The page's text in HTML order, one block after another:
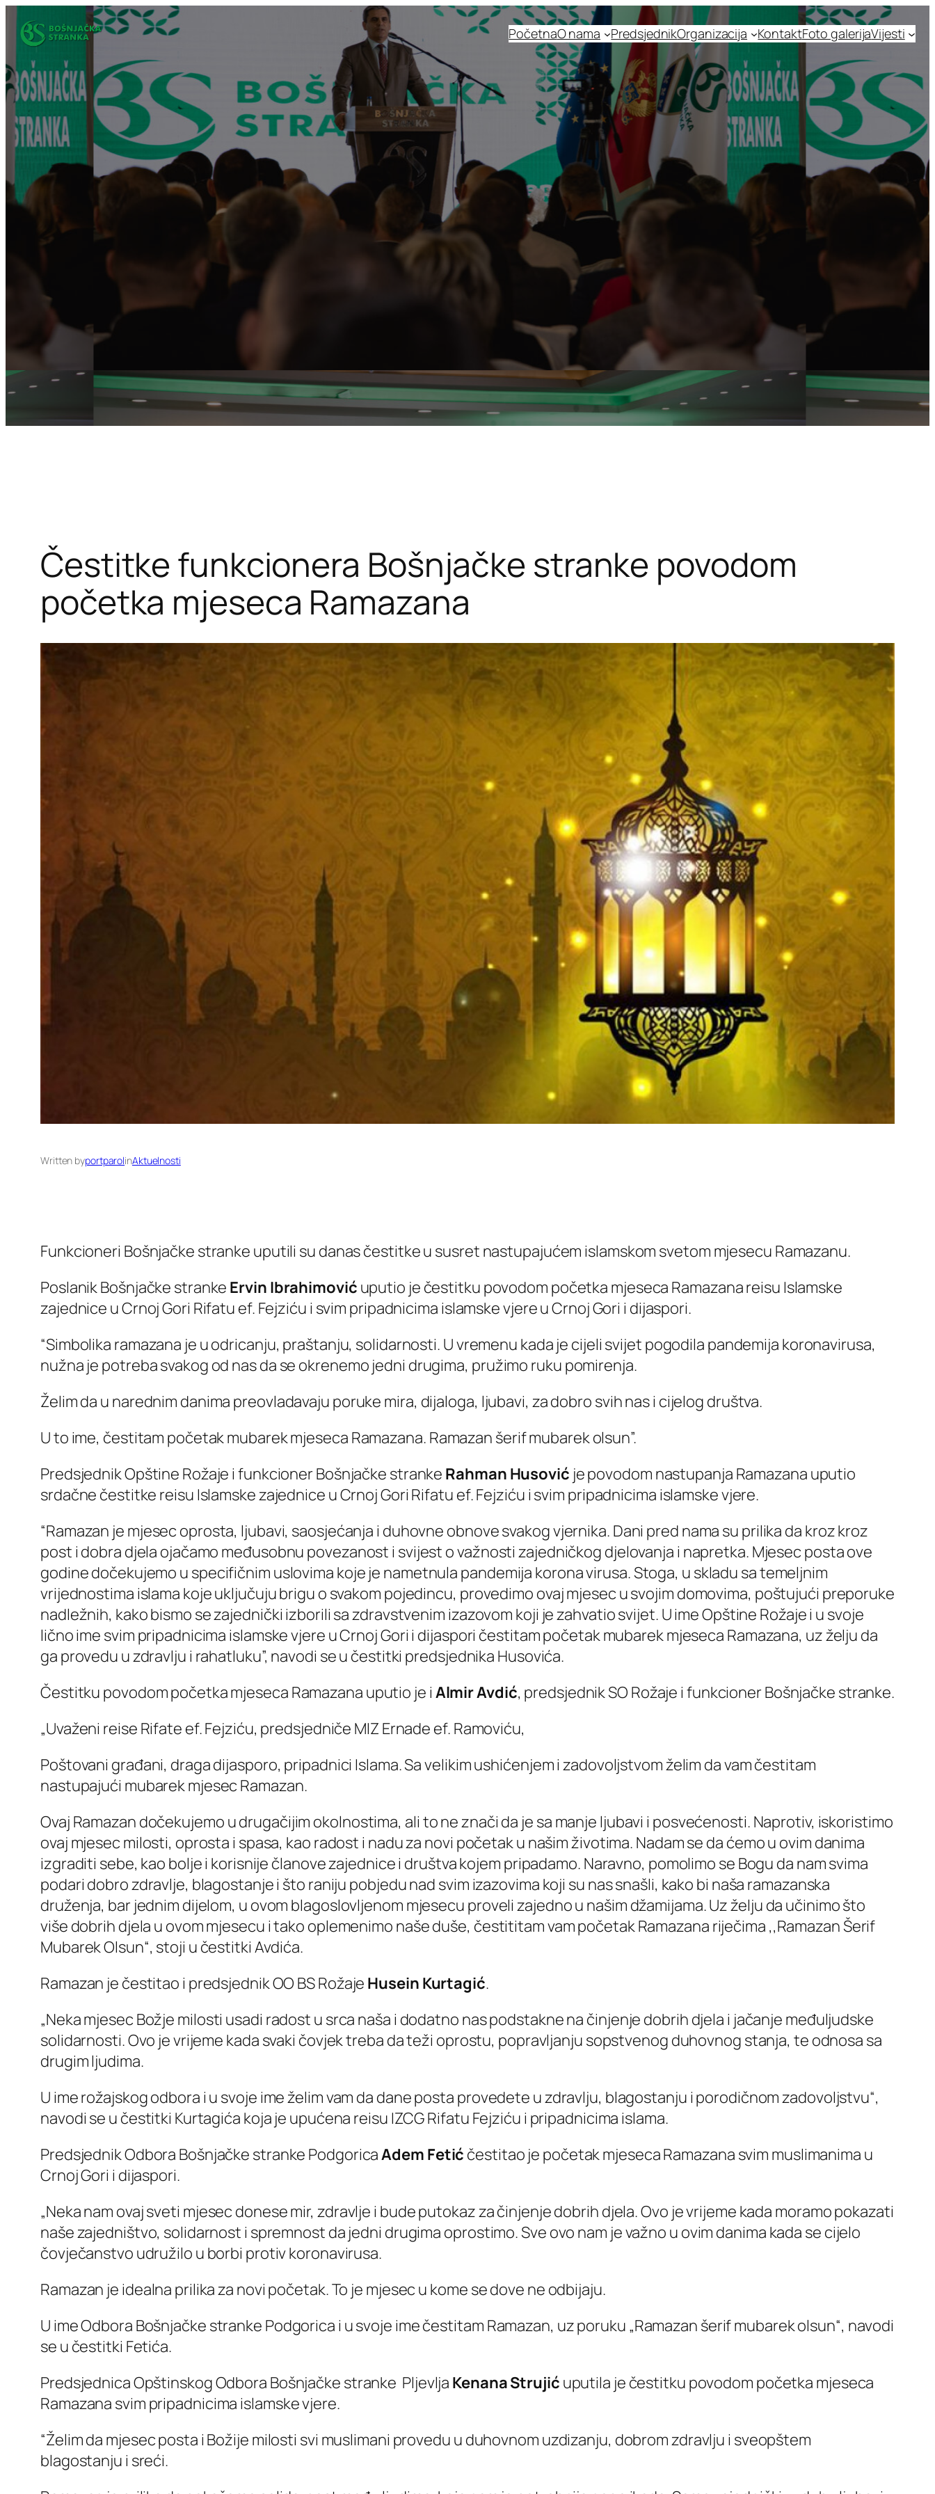
Idi
na
sadržaj
PočetnaO nama PredsjednikOrganizacija KontaktFoto galerijaVijesti
Čestitke funkcionera Bošnjačke stranke povodom
početka mjeseca Ramazana
Written byportparolinAktuelnosti
Funkcioneri Bošnjačke stranke uputili su danas čestitke u susret nastupajućem islamskom svetom mjesecu Ramazanu.
Poslanik Bošnjačke stranke Ervin Ibrahimović uputio je čestitku povodom početka mjeseca Ramazana reisu Islamske
zajednice u Crnoj Gori Rifatu ef. Fejziću i svim pripadnicima islamske vjere u Crnoj Gori i dijaspori.
“Simbolika ramazana je u odricanju, praštanju, solidarnosti. U vremenu kada je cijeli svijet pogodila pandemija koronavirusa,
nužna je potreba svakog od nas da se okrenemo jedni drugima, pružimo ruku pomirenja.
Želim da u narednim danima preovladavaju poruke mira, dijaloga, ljubavi, za dobro svih nas i cijelog društva.
U to ime, čestitam početak mubarek mjeseca Ramazana. Ramazan šerif mubarek olsun”.
Predsjednik Opštine Rožaje i funkcioner Bošnjačke stranke Rahman Husović je povodom nastupanja Ramazana uputio
srdačne čestitke reisu Islamske zajednice u Crnoj Gori Rifatu ef. Fejziću i svim pripadnicima islamske vjere.
“Ramazan je mjesec oprosta, ljubavi, saosjećanja i duhovne obnove svakog vjernika. Dani pred nama su prilika da kroz kroz
post i dobra djela ojačamo međusobnu povezanost i svijest o važnosti zajedničkog djelovanja i napretka. Mjesec posta ove
godine dočekujemo u specifičnim uslovima koje je nametnula pandemija korona virusa. Stoga, u skladu sa temeljnim
vrijednostima islama koje uključuju brigu o svakom pojedincu, provedimo ovaj mjesec u svojim domovima, poštujući preporuke
nadležnih, kako bismo se zajednički izborili sa zdravstvenim izazovom koji je zahvatio svijet. U ime Opštine Rožaje i u svoje
lično ime svim pripadnicima islamske vjere u Crnoj Gori i dijaspori čestitam početak mubarek mjeseca Ramazana, uz želju da
ga provedu u zdravlju i rahatluku”, navodi se u čestitki predsjednika Husovića.
Čestitku povodom početka mjeseca Ramazana uputio je i Almir Avdić, predsjednik SO Rožaje i funkcioner Bošnjačke stranke.
„Uvaženi reise Rifate ef. Fejziću, predsjedniče MIZ Ernade ef. Ramoviću,
Poštovani građani, draga dijasporo, pripadnici Islama. Sa velikim ushićenjem i zadovoljstvom želim da vam čestitam
nastupajući mubarek mjesec Ramazan.
Ovaj Ramazan dočekujemo u drugačijim okolnostima, ali to ne znači da je sa manje ljubavi i posvećenosti. Naprotiv, iskoristimo
ovaj mjesec milosti, oprosta i spasa, kao radost i nadu za novi početak u našim životima. Nadam se da ćemo u ovim danima
izgraditi sebe, kao bolje i korisnije članove zajednice i društva kojem pripadamo. Naravno, pomolimo se Bogu da nam svima
podari dobro zdravlje, blagostanje i što raniju pobjedu nad svim izazovima koji su nas snašli, kako bi naša ramazanska
druženja, bar jednim dijelom, u ovom blagoslovljenom mjesecu proveli zajedno u našim džamijama. Uz želju da učinimo što
više dobrih djela u ovom mjesecu i tako oplemenimo naše duše, čestititam vam početak Ramazana riječima ,,Ramazan Šerif
Mubarek Olsun“, stoji u čestitki Avdića.
Ramazan je čestitao i predsjednik OO BS Rožaje Husein Kurtagić.
„Neka mjesec Božje milosti usadi radost u srca naša i dodatno nas podstakne na činjenje dobrih djela i jačanje međuljudske
solidarnosti. Ovo je vrijeme kada svaki čovjek treba da teži oprostu, popravljanju sopstvenog duhovnog stanja, te odnosa sa
drugim ljudima.
U ime rožajskog odbora i u svoje ime želim vam da dane posta provedete u zdravlju, blagostanju i porodičnom zadovoljstvu“,
navodi se u čestitki Kurtagića koja je upućena reisu IZCG Rifatu Fejziću i pripadnicima islama.
Predsjednik Odbora Bošnjačke stranke PodgoricaAdem Fetić čestitao je početak mjeseca Ramazana svim muslimanima u
Crnoj Gori i dijaspori.
„Neka nam ovaj sveti mjesec donese mir, zdravlje i bude putokaz za činjenje dobrih djela. Ovo je vrijeme kada moramo pokazati
naše zajedništvo, solidarnost i spremnost da jedni drugima oprostimo. Sve ovo nam je važno u ovim danima kada se cijelo
čovječanstvo udružilo u borbi protiv koronavirusa.
Ramazan je idealna prilika za novi početak. To je mjesec u kome se dove ne odbijaju.
U ime Odbora Bošnjačke stranke Podgorica i u svoje ime čestitam Ramazan, uz poruku „Ramazan šerif mubarek olsun“, navodi
se u čestitki Fetića.
Predsjednica Opštinskog Odbora Bošnjačke stranke Pljevlja Kenana Strujić uputila je čestitku povodom početka mjeseca
Ramazana svim pripadnicima islamske vjere.
“Želim da mjesec posta i Božije milosti svi muslimani provedu u duhovnom uzdizanju, dobrom zdravlju i sveopštem
blagostanju i sreći.